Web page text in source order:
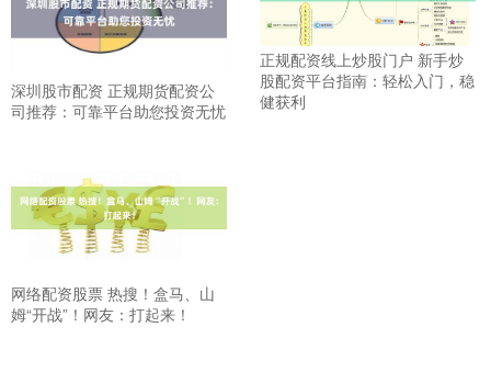
深圳股市配资 正规期货配资公
司推荐：可靠平台助您投资无忧
正规配资线上炒股门户 新手炒
股配资平台指南：轻松入门，稳
健获利
网络配资股票 热搜！盒马、山
姆“开战”！网友：打起来！